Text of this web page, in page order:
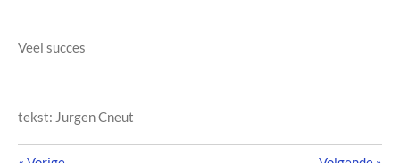
Veel succes
tekst: Jurgen Cneut